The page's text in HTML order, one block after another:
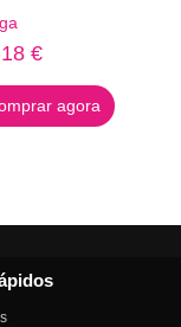
€
agora